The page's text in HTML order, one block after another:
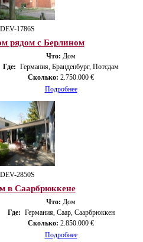
1786S
рядом с Берлином
Что: Дом
Где: Германия, Бранденбург, Потсдам
Сколько: 2.750.000 €
Подробнее
2850S
в Саарбрюккене
Что: Дом
Где: Германия, Саар, Саарбрюккен
Сколько: 2.850.000 €
Подробнее